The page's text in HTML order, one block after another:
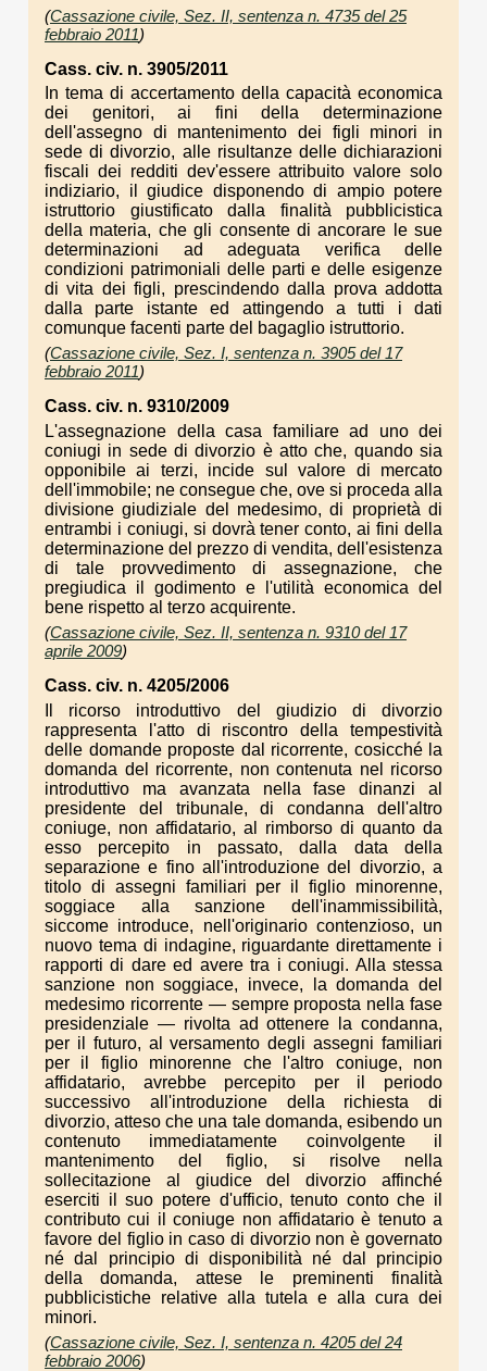
(Cassazione civile, Sez. II, sentenza n. 4735 del 25
febbraio 2011)
Cass. civ. n. 3905/2011
In tema di accertamento della capacità economica
dei genitori, ai fini della determinazione
dell'assegno di mantenimento dei figli minori in
sede di divorzio, alle risultanze delle dichiarazioni
fiscali dei redditi dev'essere attribuito valore solo
indiziario, il giudice disponendo di ampio potere
istruttorio giustificato dalla finalità pubblicistica
della materia, che gli consente di ancorare le sue
determinazioni ad adeguata verifica delle
condizioni patrimoniali delle parti e delle esigenze
di vita dei figli, prescindendo dalla prova addotta
dalla parte istante ed attingendo a tutti i dati
comunque facenti parte del bagaglio istruttorio.
(Cassazione civile, Sez. I, sentenza n. 3905 del 17
febbraio 2011)
Cass. civ. n. 9310/2009
L'assegnazione della casa familiare ad uno dei
coniugi in sede di divorzio è atto che, quando sia
opponibile ai terzi, incide sul valore di mercato
dell'immobile; ne consegue che, ove si proceda alla
divisione giudiziale del medesimo, di proprietà di
entrambi i coniugi, si dovrà tener conto, ai fini della
determinazione del prezzo di vendita, dell'esistenza
di tale provvedimento di assegnazione, che
pregiudica il godimento e l'utilità economica del
bene rispetto al terzo acquirente.
(Cassazione civile, Sez. II, sentenza n. 9310 del 17
aprile 2009)
Cass. civ. n. 4205/2006
Il ricorso introduttivo del giudizio di divorzio
rappresenta l'atto di riscontro della tempestività
delle domande proposte dal ricorrente, cosicché la
domanda del ricorrente, non contenuta nel ricorso
introduttivo ma avanzata nella fase dinanzi al
presidente del tribunale, di condanna dell'altro
coniuge, non affidatario, al rimborso di quanto da
esso percepito in passato, dalla data della
separazione e fino all'introduzione del divorzio, a
titolo di assegni familiari per il figlio minorenne,
soggiace alla sanzione dell'inammissibilità,
siccome introduce, nell'originario contenzioso, un
nuovo tema di indagine, riguardante direttamente i
rapporti di dare ed avere tra i coniugi. Alla stessa
sanzione non soggiace, invece, la domanda del
medesimo ricorrente — sempre proposta nella fase
presidenziale — rivolta ad ottenere la condanna,
per il futuro, al versamento degli assegni familiari
per il figlio minorenne che l'altro coniuge, non
affidatario, avrebbe percepito per il periodo
successivo all'introduzione della richiesta di
divorzio, atteso che una tale domanda, esibendo un
contenuto immediatamente coinvolgente il
mantenimento del figlio, si risolve nella
sollecitazione al giudice del divorzio affinché
eserciti il suo potere d'ufficio, tenuto conto che il
contributo cui il coniuge non affidatario è tenuto a
favore del figlio in caso di divorzio non è governato
né dal principio di disponibilità né dal principio
della domanda, attese le preminenti finalità
pubblicistiche relative alla tutela e alla cura dei
minori.
(Cassazione civile, Sez. I, sentenza n. 4205 del 24
febbraio 2006)